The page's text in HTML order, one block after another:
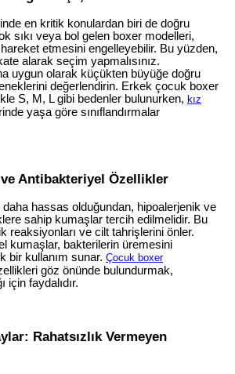
en kritik konulardan biri de doğru
sıkı veya bol gelen boxer modelleri,
etmesini engelleyebilir. Bu yüzden,
alarak seçim yapmalısınız.
uygun olarak küçükten büyüğe doğru
değerlendirin. Erkek çocuk boxer
S, M, L gibi bedenler bulunurken, kız
yaşa göre sınıflandırmalar
Antibakteriyel Özellikler
hassas olduğundan, hipoalerjenik ve
sahip kumaşlar tercih edilmelidir. Bu
reaksiyonları ve cilt tahrişlerini önler.
kumaşlar, bakterilerin üremesini
bir kullanım sunar. Çocuk boxer
göz önünde bulundurmak,
için faydalıdır.
Rahatsızlık Vermeyen